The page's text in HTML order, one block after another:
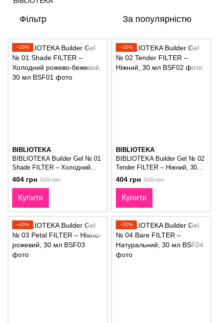
Фільтр За популярністю
−20%
BIBLIOTEKA
BIBLIOTEKA Builder Gel № 01
Shade FILTER – Холодний
рожево-бежевий, 30 мл
404 грн 505 грн
Купити
−20%
BIBLIOTEKA
BIBLIOTEKA Builder Gel № 02
Tender FILTER – Ніжний, 30
мл
404 грн 505 грн
Купити
−20% −20%